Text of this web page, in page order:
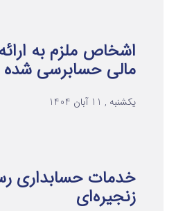
اشخاص ملزم به
مالی حسابرسی شده ۱۴۰۴
یکشنبه , 11 آبان 1404
خدمات حسابداری
زنجیره‌ای